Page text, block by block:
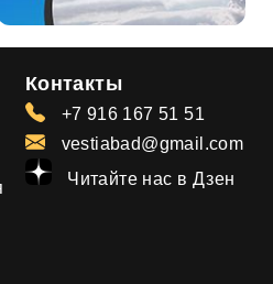
Контакты
+7 916 167 51 51
vestiabad@gmail.com
Читайте нас в Дзен